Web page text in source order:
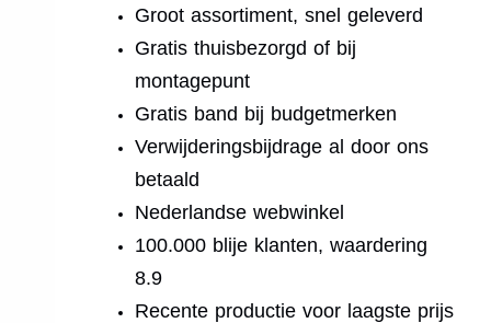
Groot assortiment, snel geleverd
Gratis thuisbezorgd of bij
montagepunt
Gratis band bij budgetmerken
Verwijderingsbijdrage al door ons
betaald
Nederlandse webwinkel
100.000 blije klanten, waardering
8.9
Recente productie voor laagste prijs